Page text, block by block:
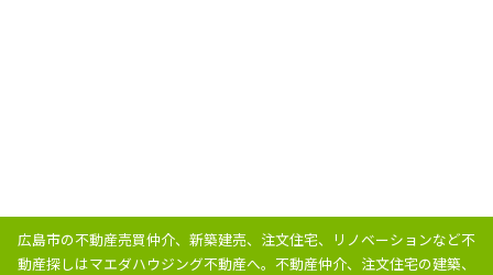
広島市の不動産売買仲介、新築建売、注文住宅、リノベーションなど不
動産探しはマエダハウジング不動産へ。 不動産仲介、注文住宅の建築、